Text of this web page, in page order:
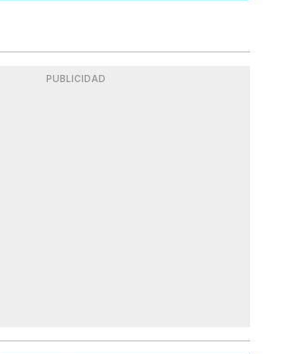
PUBLICIDAD